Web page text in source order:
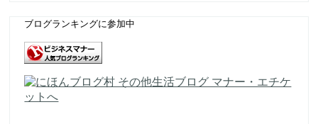
ブログランキングに参加中